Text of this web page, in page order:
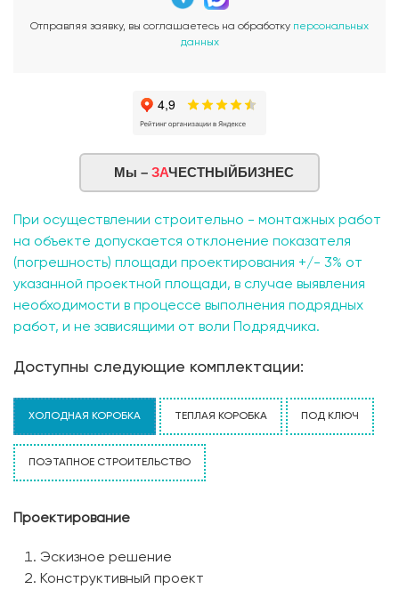
Отправляя заявку, вы соглашаетесь на обработку персональных
данных
Мы – ЗАЧЕСТНЫЙБИЗНЕС
При осуществлении строительно - монтажных работ
на объекте допускается отклонение показателя
(погрешность) площади проектирования +/- 3% от
указанной проектной площади, в случае выявления
необходимости в процессе выполнения подрядных
работ, и не зависящими от воли Подрядчика.
Доступны следующие комплектации:
ХОЛОДНАЯ КОРОБКА ТЕПЛАЯ КОРОБКА ПОД КЛЮЧ
ПОЭТАПНОЕ СТРОИТЕЛЬСТВО
Проектирование
Эскизное решение
Конструктивный проект